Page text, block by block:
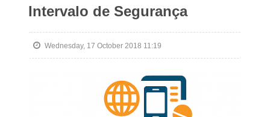
Intervalo de Segurança
Wednesday, 17 October 2018 11:19